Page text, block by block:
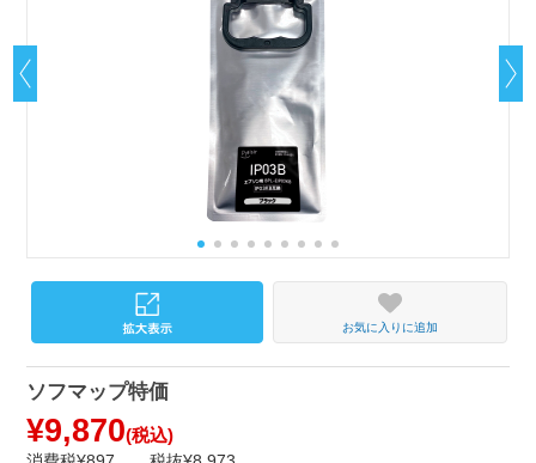
お気に入りに追加
ソフマップ特価
¥9,870(税込)